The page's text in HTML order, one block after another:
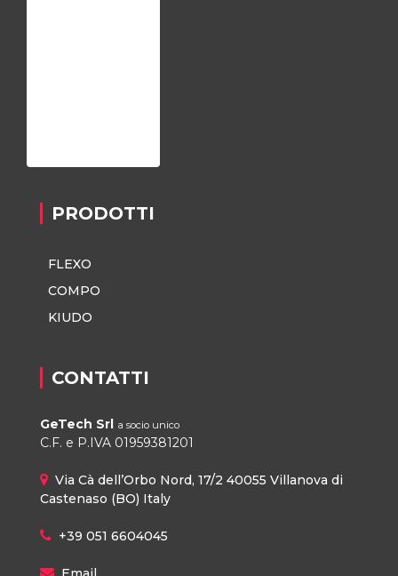
PRODOTTI
FLEXO
COMPO
KIUDO
CONTATTI
GeTech Srl a socio unico
C.F. e P.IVA 01959381201
Via Cà dell’Orbo Nord, 17/2 40055 Villanova di
Castenaso (BO) Italy
+39 051 6604045